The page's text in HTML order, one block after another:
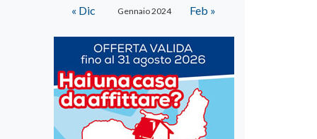
Gennaio 2024
« Dic Feb »